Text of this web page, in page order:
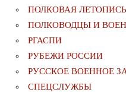
ПОЛКОВАЯ ЛЕТОПИСЬ
ПОЛКОВОДЦЫ И
РГАСПИ
РУБЕЖИ РОССИИ
РУССКОЕ ВОЕННОЕ
СПЕЦСЛУЖБЫ